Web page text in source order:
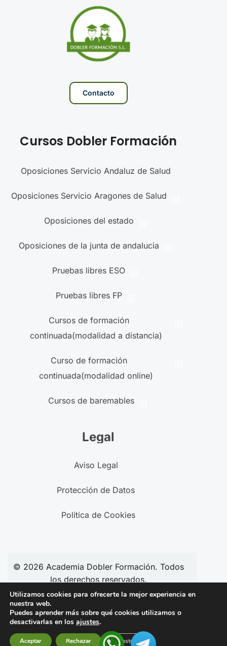
Contacto
Cursos Dobler Formación
Oposiciones Servicio Andaluz de Salud
Oposiciones Servicio Aragones de Salud
Oposiciones del estado
Oposiciones de la junta de andalucia
Pruebas libres ESO
Pruebas libres FP
Cursos de formación
continuada(modalidad a distancia)
Curso de formación
continuada(modalidad online)
Cursos de baremables
Legal
Aviso Legal
Protección de Datos
Política de Cookies
© 2026 Academia Dobler Formación. Todos
los derechos reservados.
Síguenos en redes:
Utilizamos cookies para ofrecerte la mejor experiencia en
nuestra web.
Puedes aprender más sobre qué cookies utilizamos o
desactivarlas en los ajustes.
Aceptar Rechazar Ajustes